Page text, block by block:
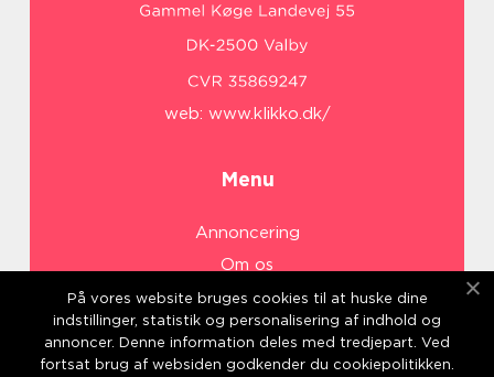
web: www.klikko.dk/
Menu
Annoncering
Om os
Cookies
Kontakt os
Sitemap
På vores website bruges cookies til at huske dine
indstillinger, statistik og personalisering af indhold og
annoncer. Denne information deles med tredjepart. Ved
fortsat brug af websiden godkender du cookiepolitikken.